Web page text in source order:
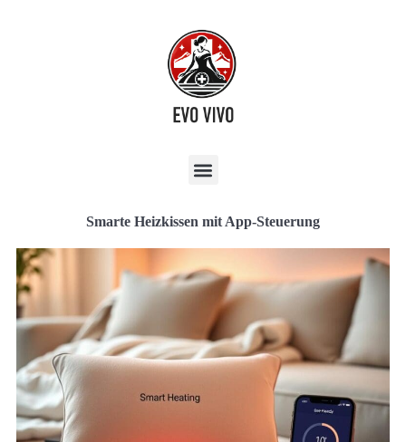
Smarte Heizkissen mit App-Steuerung